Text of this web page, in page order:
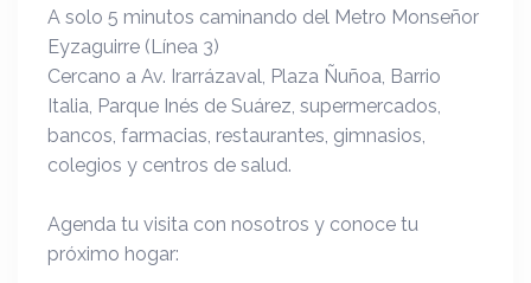
A solo 5 minutos caminando del Metro Monseñor
Eyzaguirre (Línea 3)
Cercano a Av. Irarrázaval, Plaza Ñuñoa, Barrio
Italia, Parque Inés de Suárez, supermercados,
bancos, farmacias, restaurantes, gimnasios,
colegios y centros de salud.
Agenda tu visita con nosotros y conoce tu
próximo hogar: